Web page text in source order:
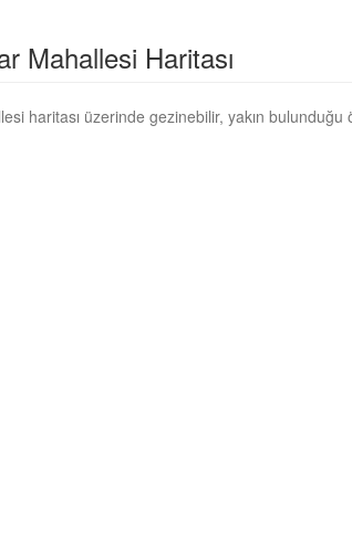
Mahallesi Haritası
haritası üzerinde gezinebilir, yakın